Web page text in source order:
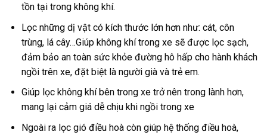
tồn tại trong không khí.
Lọc những dị vật có kích thước lớn hơn như: cát, côn
trùng, lá cây…Giúp không khí trong xe sẽ được lọc sạch,
đảm bảo an toàn sức khỏe đường hô hấp cho hành khách
ngồi trên xe, đặt biệt là người già và trẻ em.
Giúp lọc không khí bên trong xe trở nên trong lành hơn,
mang lại cảm giá dễ chịu khi ngồi trong xe
Ngoài ra lọc gió điều hoà còn giúp hệ thống điều hoà,